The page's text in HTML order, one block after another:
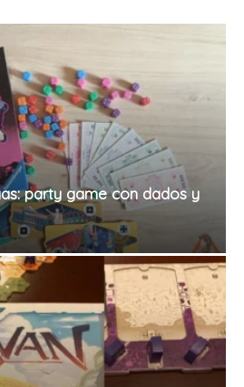
party game con dados y